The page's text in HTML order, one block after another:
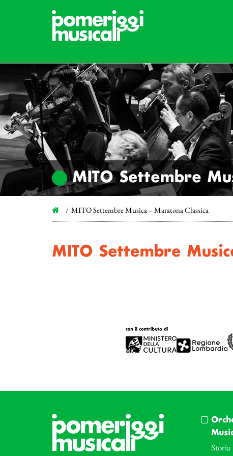
MITO Settembre
MITO Settembre Musica – Maratona Classica
MITO Settembre
Storia